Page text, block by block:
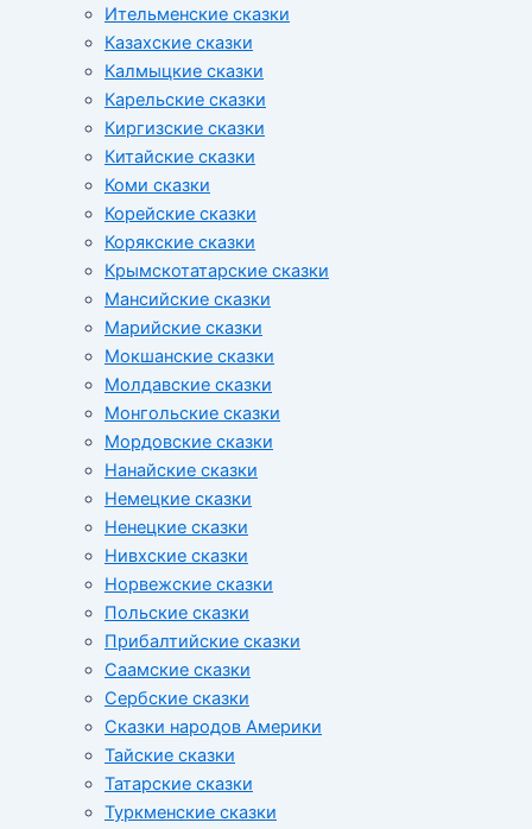
Ительменские сказки
Казахские сказки
Калмыцкие сказки
Карельские сказки
Киргизские сказки
Китайские сказки
Коми сказки
Корейские сказки
Корякские сказки
Крымскотатарские сказки
Мансийские сказки
Марийские сказки
Мокшанские сказки
Молдавские сказки
Монгольские сказки
Мордовские сказки
Нанайские сказки
Немецкие сказки
Ненецкие сказки
Нивхские сказки
Норвежские сказки
Польские сказки
Прибалтийские сказки
Cаамские сказки
Сербские сказки
Сказки народов Америки
Тайские сказки
Татарские сказки
Туркменские сказки